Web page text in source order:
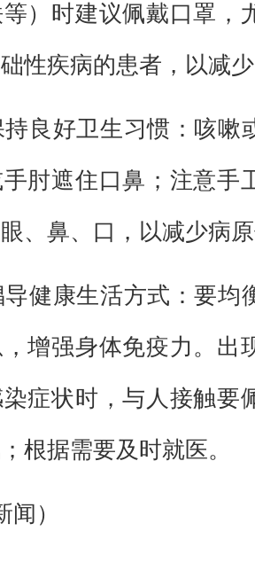
）时建议佩戴口罩，
性疾病的患者，以减
持良好卫生习惯：咳
肘遮住口鼻；注意手
、鼻、口，以减少病
导健康生活方式：要
增强身体免疫力。出
症状时，与人接触要
根据需要及时就医。
闻）